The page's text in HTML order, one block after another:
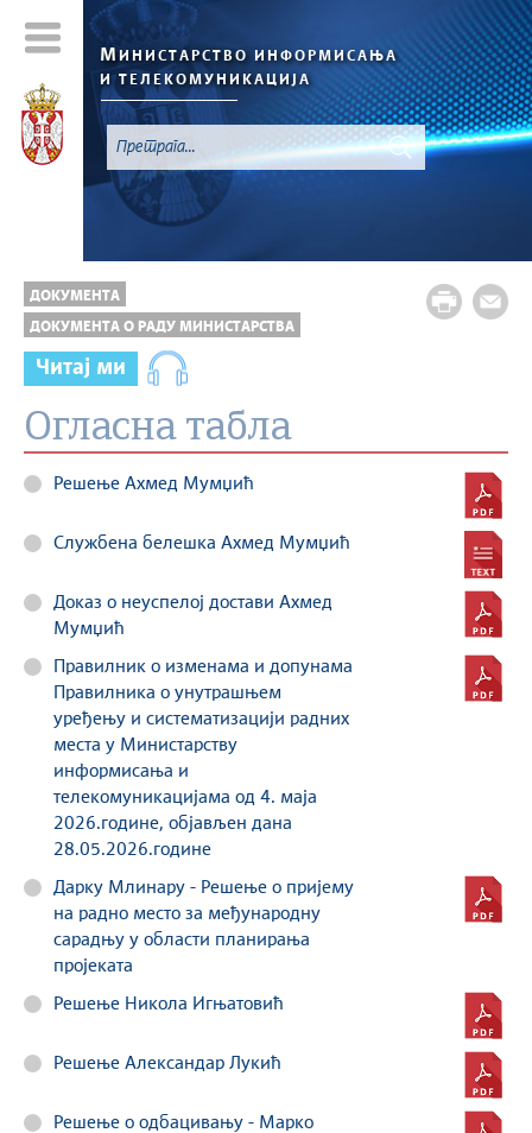
МИНИСТАРСТВО ИНФОРМИСАЊА
И ТЕЛЕКОМУНИКАЦИЈА
ДОКУМЕНТА
ДОКУМЕНТА О РАДУ МИНИСТАРСТВА
Читај ми
Огласна табла
Решење Ахмед Мумџић
Службена белешка Ахмед Мумџић
Доказ о неуспелој достави Ахмед
Мумџић
Правилник о изменама и допунама
Правилника о унутрашњем
уређењу и систематизацији радних
места у Министарству
информисања и
телекомуникацијама од 4. маја
2026.године, објављен дана
28.05.2026.године
Дарку Млинару - Решење о пријему
на радно место за међународну
сарадњу у области планирања
пројеката
Решење Никола Игњатовић
Решење Александар Лукић
Решење о одбацивању - Марко